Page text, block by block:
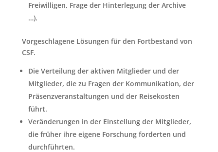
Freiwilligen, Frage der Hinterlegung der Archive
…).
Vorgeschlagene Lösungen für den Fortbestand von
CSF.
Die Verteilung der aktiven Mitglieder und der
Mitglieder, die zu Fragen der Kommunikation, der
Präsenzveranstaltungen und der Reisekosten
führt.
Veränderungen in der Einstellung der Mitglieder,
die früher ihre eigene Forschung forderten und
durchführten.